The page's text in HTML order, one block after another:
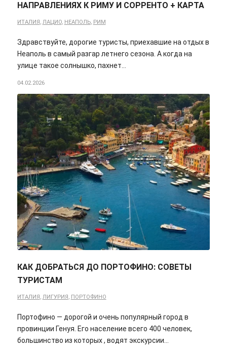
НАПРАВЛЕНИЯХ К РИМУ И СОРРЕНТО + КАРТА
ИТАЛИЯ , ЛАЦИО, НЕАПОЛЬ, РИМ
Здравствуйте, дорогие туристы, приехавшие на отдых в
Неаполь в самый разгар летнего сезона. А когда на
улице такое солнышко, пахнет…
04.02.2026
КАК ДОБРАТЬСЯ ДО ПОРТОФИНО: СОВЕТЫ
ТУРИСТАМ
ИТАЛИЯ , ЛИГУРИЯ , ПОРТОФИНО
Портофино — дорогой и очень популярный город в
провинции Генуя. Его население всего 400 человек,
большинство из которых , водят экскурсии…